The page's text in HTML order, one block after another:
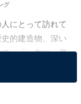
グ
にとって訪れて
的建造物、深い
、「一生に一度
どこなのでしょ